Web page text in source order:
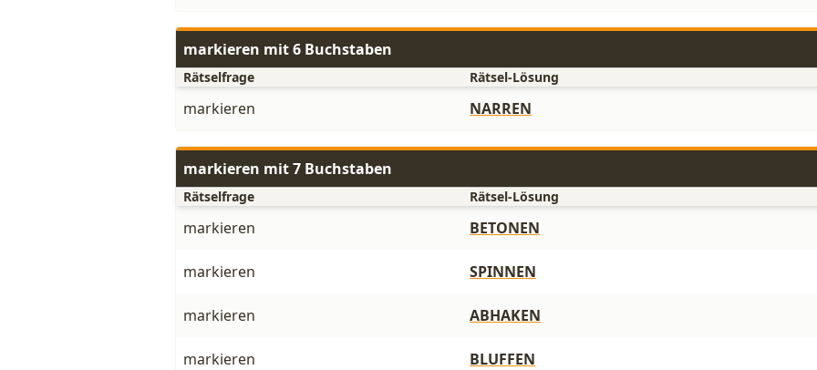
markieren mit 6 Buchstaben
Rätselfrage Rätsel-Lösung
markieren NARREN
markieren mit 7 Buchstaben
Rätselfrage Rätsel-Lösung
markieren BETONEN
markieren SPINNEN
markieren ABHAKEN
markieren BLUFFEN